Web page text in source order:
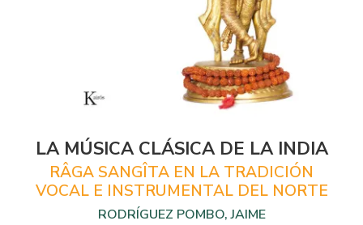
LA MÚSICA CLÁSICA DE LA INDIA
RÂGA SANGÎTA EN LA TRADICIÓN
VOCAL E INSTRUMENTAL DEL NORTE
RODRÍGUEZ POMBO, JAIME